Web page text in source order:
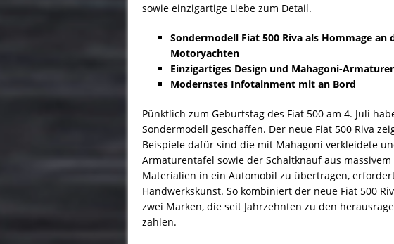
sowie einzigartige Liebe zum Detail.
Sondermodell Fiat 500 Riva als Hommage an
Motoryachten
Einzigartiges Design und Mahagoni-
Modernstes Infotainment mit an Bord
Pünktlich zum Geburtstag des Fiat 500 am 4. Juli
Sondermodell geschaffen. Der neue Fiat 500 Riva
Beispiele dafür sind die mit Mahagoni verkleidete
Armaturentafel sowie der Schaltknauf aus
Materialien in ein Automobil zu übertragen,
Handwerkskunst. So kombiniert der neue Fiat 500
zwei Marken, die seit Jahrzehnten zu den
zählen.